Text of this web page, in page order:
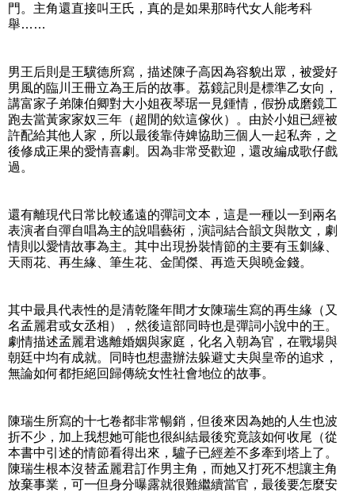
門。主角還直接叫王氏，真的是如果那時代女人能考科
舉……
男王后則是王驥德所寫，描述陳子高因為容貌出眾，被愛好
男風的臨川王冊立為王后的故事。荔鏡記則是標準乙女向，
講富家子弟陳伯卿對大小姐夜琴琚一見鍾情，假扮成磨鏡工
跑去當黃家家奴三年（超閒的欸這傢伙）。由於小姐已經被
許配給其他人家，所以最後靠侍婢協助三個人一起私奔，之
後修成正果的愛情喜劇。因為非常受歡迎，還改編成歌仔戲
過。
還有離現代日常比較遙遠的彈詞文本，這是一種以一到兩名
表演者自彈自唱為主的說唱藝術，演詞結合韻文與散文，劇
情則以愛情故事為主。其中出現扮裝情節的主要有玉釧緣、
天雨花、再生緣、筆生花、金閨傑、再造天與曉金錢。
其中最具代表性的是清乾隆年間才女陳瑞生寫的再生緣（又
名孟麗君或女丞相），然後這部同時也是彈詞小說中的王。
劇情描述孟麗君逃離婚姻與家庭，化名入朝為官，在戰場與
朝廷中均有成就。同時也想盡辦法躲避丈夫與皇帝的追求，
無論如何都拒絕回歸傳統女性社會地位的故事。
陳瑞生所寫的十七卷都非常暢銷，但後來因為她的人生也波
折不少，加上我想她可能也很糾結最後究竟該如何收尾（從
本書中引述的情節看得出來，驢子已經差不多牽到塔上了。
陳瑞生根本沒替孟麗君訂作男主角，而她又打死不想讓主角
放棄事業，可一但身分曝露就很難繼續當官，最後要怎麼安